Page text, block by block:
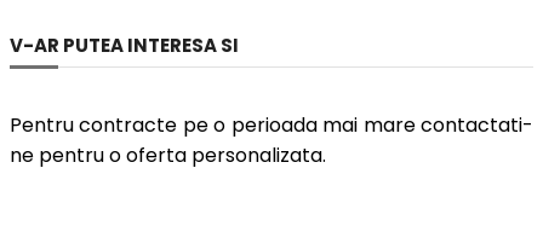
V-AR PUTEA INTERESA SI
Pentru contracte pe o perioada mai mare contactati-
ne pentru o oferta personalizata.